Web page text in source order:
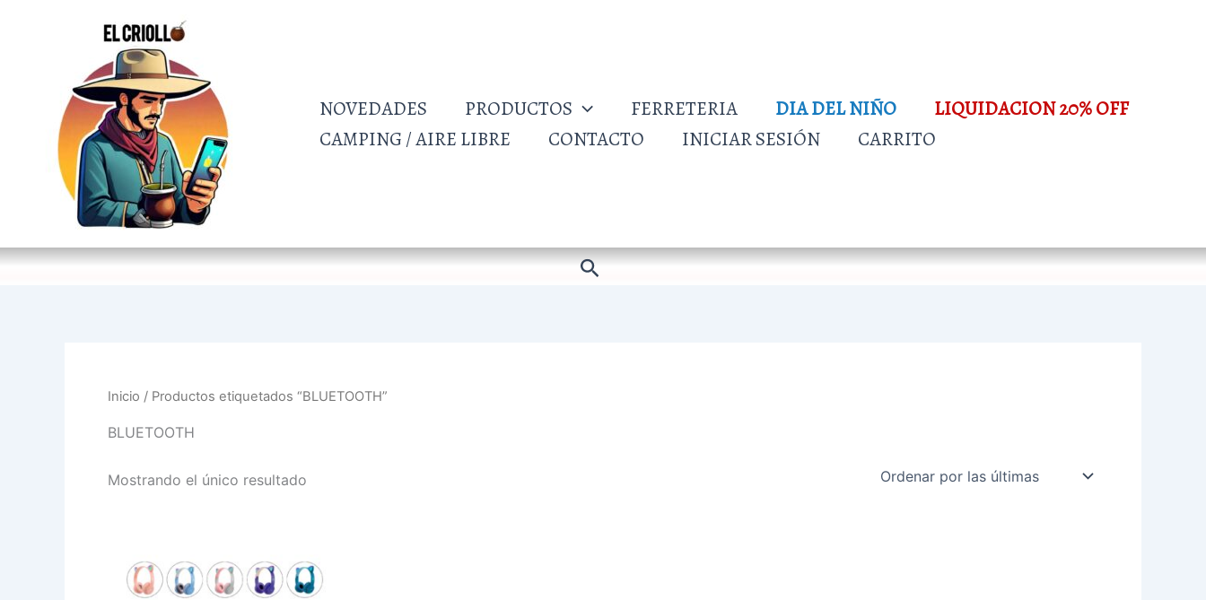
NOVEDADES PRODUCTOS FERRETERIA DIA DEL NIÑO
LIQUIDACION 20% OFF
CAMPING / AIRE LIBRE
CONTACTO INICIAR SESIÓN CARRITO
Buscar
Inicio / Productos etiquetados “BLUETOOTH”
BLUETOOTH
Mostrando el único resultado
CAT
BLUETOOTH